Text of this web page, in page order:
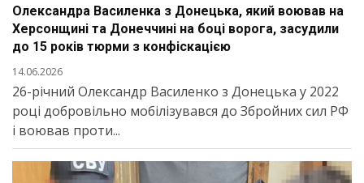
Олександра Василенка з Донецька, який воював на
Херсонщині та Донеччині на боці ворога, засудили
до 15 років тюрми з конфіскацією
14.06.2026
26-річний Олександр Василенко з Донецька у 2022
році добровільно мобілізувався до Збройних сил РФ
і воював проти...